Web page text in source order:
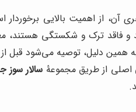
آن، از اهمیت بالایی
و فاقد ترک و شکستگی
دلیل، توصیه می‌شود قبل
اصلی از طریق مجموعۀ سالار سوز